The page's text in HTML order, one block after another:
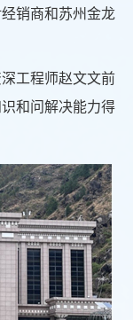
销商和苏州金龙
工程师赵文文前
和问解决能力得